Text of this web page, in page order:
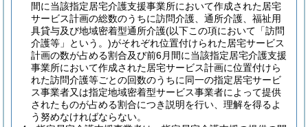
間に当該指定居宅介護支援事業所において作成された居宅
サービス計画の総数のうちに訪問介護、通所介護、福祉用
具貸与及び地域密着型通所介護(以下この項において「訪問
介護等」という。)がそれぞれ位置付けられた居宅サービス
計画の数が占める割合及び前6月間に当該指定居宅介護支援
事業所において作成された居宅サービス計画に位置付けら
れた訪問介護等ごとの回数のうちに同一の指定居宅サービ
ス事業者又は指定地域密着型サービス事業者によって提供
されたものが占める割合につき説明を行い、理解を得るよ
う努めなければならない。